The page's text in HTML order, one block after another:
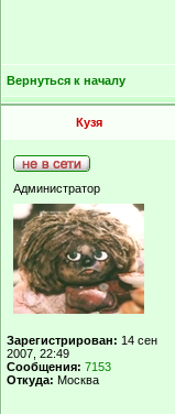
Вернуться к началу
Кузя
Администратор
Зарегистрирован: 14 сен
2007, 22:49
Сообщения: 7153
Откуда: Москва